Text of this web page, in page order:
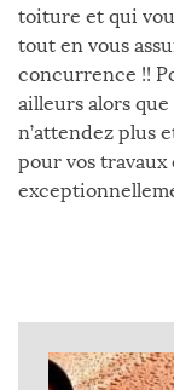
toiture et qui
tout en vous
concurrence !!
ailleurs alors
n’attendez plus
pour vos